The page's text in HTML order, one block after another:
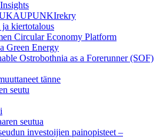
kiertotalous
Circular Economy Platform
Green Energy
Ostrobothnia as a Forerunner (SOF)
tänne
seutu
seutua
investoijien painopisteet –